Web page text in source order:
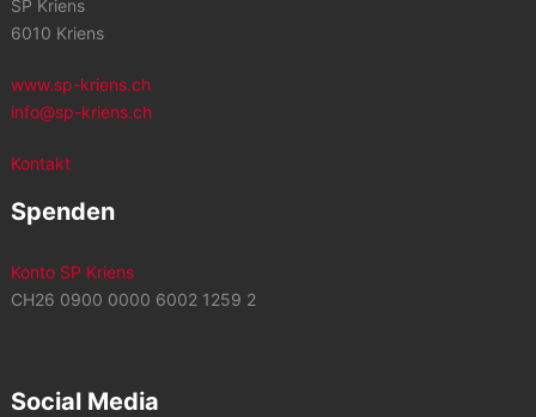
SP Kriens
6010 Kriens
www.sp-kriens.ch
info@sp-kriens.ch
Kontakt
Spenden
Konto SP Kriens
CH26 0900 0000 6002 1259 2
Social Media